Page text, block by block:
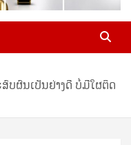
ບຜົນເປັນຢ່າງດີ ບໍ່ມີໃຜຕິດ